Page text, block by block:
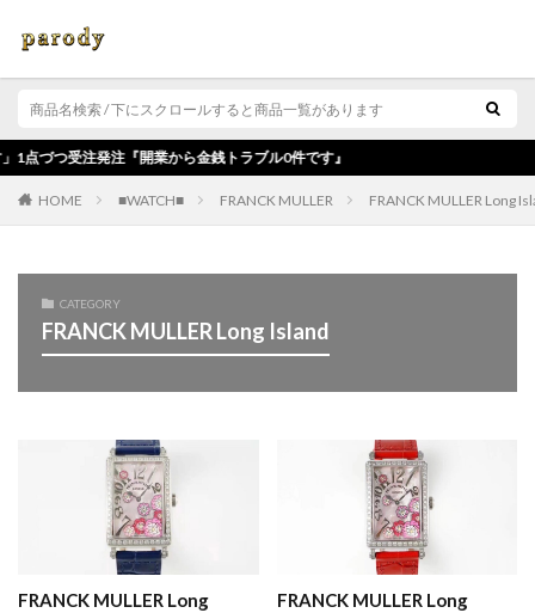
開業から金銭トラブル0件です』
HOME ■WATCH■ FRANCK MULLER FRANCK MULLER Long
CATEGORY
FRANCK MULLER Long Island
FRANCK MULLER Long
FRANCK MULLER Long